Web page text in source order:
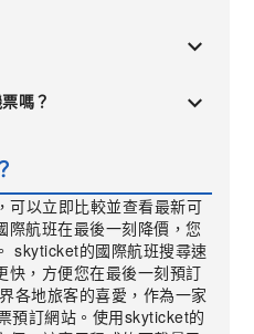
嗎？
可以立即比較並查看最新可
際航班在最後一刻降價，您
skyticket的國際航班搜尋速
快，方便您在最後一刻預訂
各地旅客的喜愛，作為一家
預訂網站。使用skyticket的